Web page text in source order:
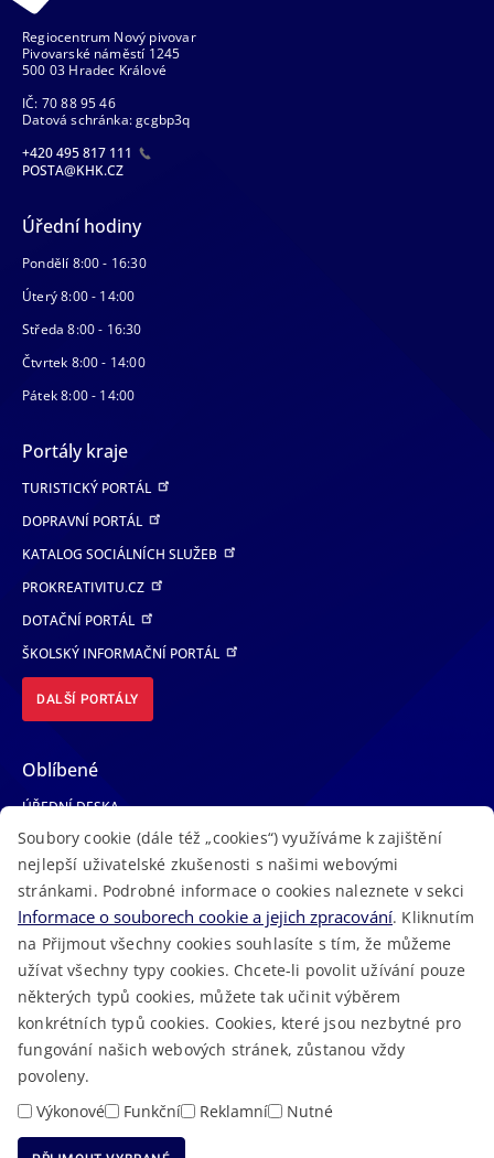
Regiocentrum Nový pivovar
Pivovarské náměstí 1245
500 03 Hradec Králové
IČ: 70 88 95 46
Datová schránka: gcgbp3q
+420 495 817 111
POSTA@KHK.CZ
Úřední hodiny
Pondělí 8:00 - 16:30
Úterý 8:00 - 14:00
Středa 8:00 - 16:30
Čtvrtek 8:00 - 14:00
Pátek 8:00 - 14:00
Portály kraje
TURISTICKÝ PORTÁL
DOPRAVNÍ PORTÁL
KATALOG SOCIÁLNÍCH SLUŽEB
PROKREATIVITU.CZ
DOTAČNÍ PORTÁL
ŠKOLSKÝ INFORMAČNÍ PORTÁL
DALŠÍ PORTÁLY
Oblíbené
ÚŘEDNÍ DESKA
TELEFONNÍ SEZNAM
LÉKAŘSKÁ POHOTOVOST
VOLNÁ MÍSTA
AKTUALITY
2023 © Královéhradecký kraj • Vytvořeno vMacron Software
RSS • Mapa stránek •Cookies Prohlášení o přístupnosti
Soubory cookie (dále též „cookies“) využíváme k zajištění
nejlepší uživatelské zkušenosti s našimi webovými
stránkami. Podrobné informace o cookies naleznete v sekci
Informace o souborech cookie a jejich zpracování. Kliknutím
na Přijmout všechny cookies souhlasíte s tím, že můžeme
užívat všechny typy cookies. Chcete-li povolit užívání pouze
některých typů cookies, můžete tak učinit výběrem
konkrétních typů cookies. Cookies, které jsou nezbytné pro
fungování našich webových stránek, zůstanou vždy
povoleny.
Výkonové
Funkční Reklamní Nutné